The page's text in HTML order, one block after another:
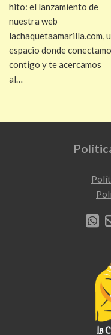
hito: el lanzamiento de
nuestra web
lachaquetaamarilla.com,
espacio donde
contigo y te acercamos
al…